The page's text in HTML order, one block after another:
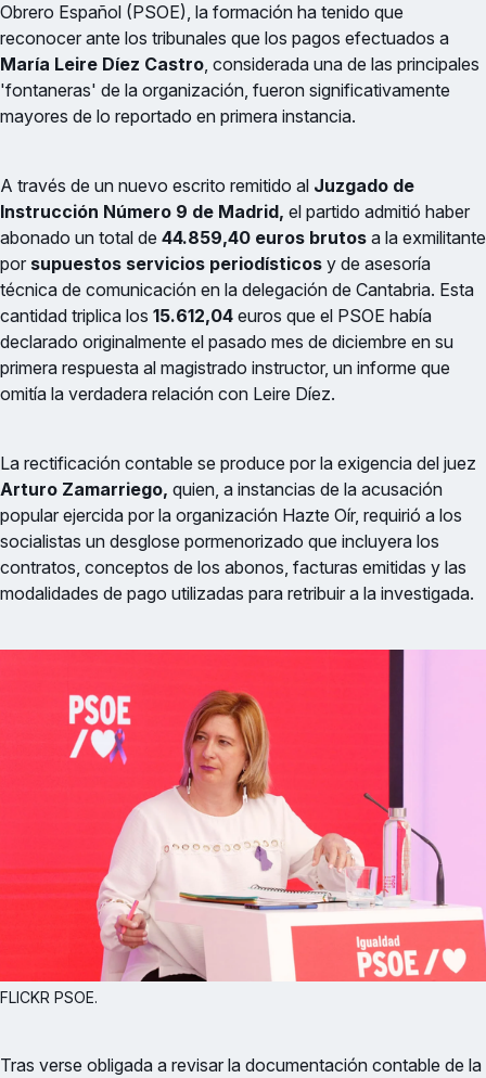
Obrero Español (PSOE), la formación ha tenido que
reconocer ante los tribunales que los pagos efectuados a
María Leire Díez Castro, considerada una de las principales
'fontaneras' de la organización, fueron significativamente
mayores de lo reportado en primera instancia.
A través de un nuevo escrito remitido al Juzgado de
Instrucción Número 9 de Madrid, el partido admitió haber
abonado un total de 44.859,40 euros brutos a la exmilitante
por supuestos servicios periodísticos y de asesoría
técnica de comunicación en la delegación de Cantabria. Esta
cantidad triplica los 15.612,04 euros que el PSOE había
declarado originalmente el pasado mes de diciembre en su
primera respuesta al magistrado instructor, un informe que
omitía la verdadera relación con Leire Díez.
La rectificación contable se produce por la exigencia del juez
Arturo Zamarriego, quien, a instancias de la acusación
popular ejercida por la organización Hazte Oír, requirió a los
socialistas un desglose pormenorizado que incluyera los
contratos, conceptos de los abonos, facturas emitidas y las
modalidades de pago utilizadas para retribuir a la investigada.
FLICKR PSOE.
Tras verse obligada a revisar la documentación contable de la